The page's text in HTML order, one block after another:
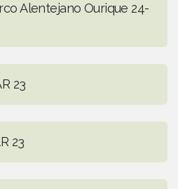
Alentejano Ourique 24-
23
23